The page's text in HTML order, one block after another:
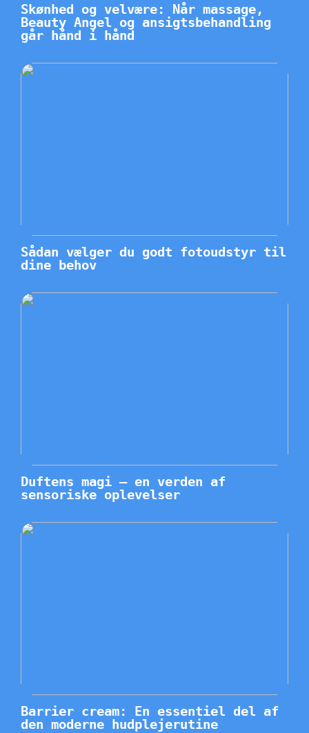
Skønhed og velvære: Når massage,
Beauty Angel og ansigtsbehandling
går hånd i hånd
Sådan vælger du godt fotoudstyr til
dine behov
Duftens magi – en verden af
sensoriske oplevelser
Barrier cream: En essentiel del af
den moderne hudplejerutine